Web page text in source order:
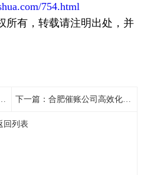
754.html
所有，转载请注明出处，并
下一篇： 合肥催账公司高效化解饲料款拖欠纠纷，确认剩余15600元欠款金额无误，化解了证据层面的分歧
回列表